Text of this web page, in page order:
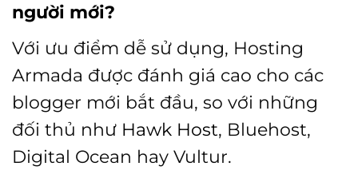
người mới?
Với ưu điểm dễ sử dụng, Hosting
Armada được đánh giá cao cho các
blogger mới bắt đầu, so với những
đối thủ như Hawk Host, Bluehost,
Digital Ocean hay Vultur.